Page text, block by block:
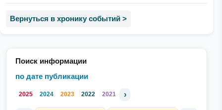
Поиск информации
по дате публикации
2025 2024 2023 2022 2021 ›
Вернуться в хронику событий >